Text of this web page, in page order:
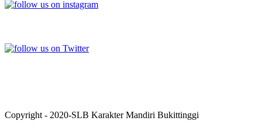
Copyright - 2020-SLB Karakter Mandiri Bukittinggi